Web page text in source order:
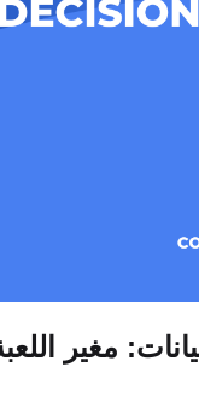
مغير